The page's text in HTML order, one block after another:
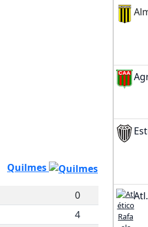
Quilmes
0
4